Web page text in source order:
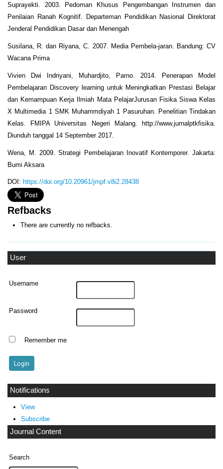
User
Username
Password
Remember me
Notifications
View
Subscribe
Journal Content
Search
Suprayekti. 2003. Pedoman Khusus Pengembangan Instrumen dan
Penilaian Ranah Kognitif. Departeman Pendidikan Nasional Direktorat
Jenderal Pendidikan Dasar dan Menengah
Susilana, R. dan Riyana, C. 2007. Media Pembela-jaran. Bandung: CV
Wacana Prima
Vivien Dwi Indriyani, Muhardjito, Parno. 2014. Penerapan Model
Pembelajaran Discovery learning untuk Meningkatkan Prestasi Belajar
dan Kemampuan Kerja Ilmiah Mata PelajarJurusan Fisika Siswa Kelas
X Multimedia 1 SMK Muhammdiyah 1 Pasuruhan. Penelitian Tindakan
Kelas. FMIPA Universitas Negeri Malang. http://www.jurnalptkfisika.
Diunduh tanggal 14 September 2017.
Wena, M. 2009. Strategi Pembelajaran Inovatif Kontemporer. Jakarta:
Bumi Aksara
DOI: https://doi.org/10.20961/jmpf.v8i2.28438
Refbacks
There are currently no refbacks.